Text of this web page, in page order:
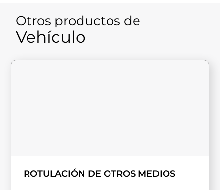
Otros productos de
Vehículo
ROTULACIÓN DE OTROS MEDIOS